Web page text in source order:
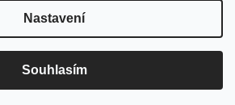
Nastavení
Souhlasím
Vytvořil Shoptet
tuning.cz. Všechna práva vyhrazena.